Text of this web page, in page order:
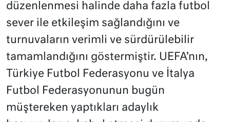
düzenlenmesi halinde daha fazla futbol
sever ile etkileşim sağlandığını ve
turnuvaların verimli ve sürdürülebilir
tamamlandığını göstermiştir. UEFA’nın,
Türkiye Futbol Federasyonu ve İtalya
Futbol Federasyonunun bugün
müştereken yaptıkları adaylık